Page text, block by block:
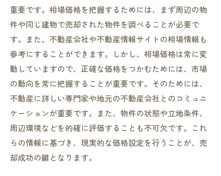
重要です。相場価格を把握するためには、まず周辺の物
件や同じ建物で売却された物件を調べることが必要で
す。また、不動産会社や不動産情報サイトの相場情報も
参考にすることができます。しかし、相場価格は常に変
動していますので、正確な価格をつかむためには、市場
の動向を常に把握することが重要です。そのためには、
不動産に詳しい専門家や地元の不動産会社とのコミュニ
ケーションが重要です。また、物件の状態や立地条件、
周辺環境などを的確に評価することも不可欠です。これ
らの情報に基づき、現実的な価格設定を行うことが、売
却成功の鍵となります。